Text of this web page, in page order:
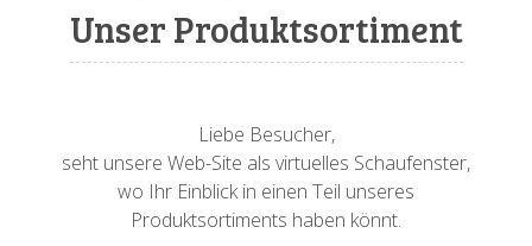
Unser Produktsortiment
Liebe Besucher,
seht unsere Web-Site als virtuelles Schaufenster,
wo Ihr Einblick in einen Teil unseres
Produktsortiments haben könnt.
Sonnenuhren
Spardosen
Vögel
Vogeltränken
Verschiedene
Wandschalen
Sockel + Säulen
Tierfiguren
Meeresbewohner
Schildkröten
Schweine + Wildschweine
Verschiedene
Zwiebel- + Knoblauchtöpfe